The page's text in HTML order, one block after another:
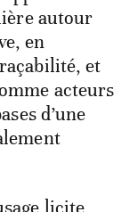
autour
en
et
acteurs
d’une